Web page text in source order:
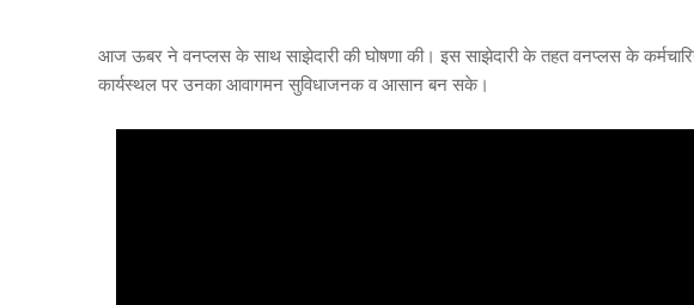
आज ऊबर ने वनप्लस के साथ साझेदारी की घोषणा की। इस साझेदारी के तहत वनप्लस के
कार्यस्थल पर उनका आवागमन सुविधाजनक व आसान बन सके।